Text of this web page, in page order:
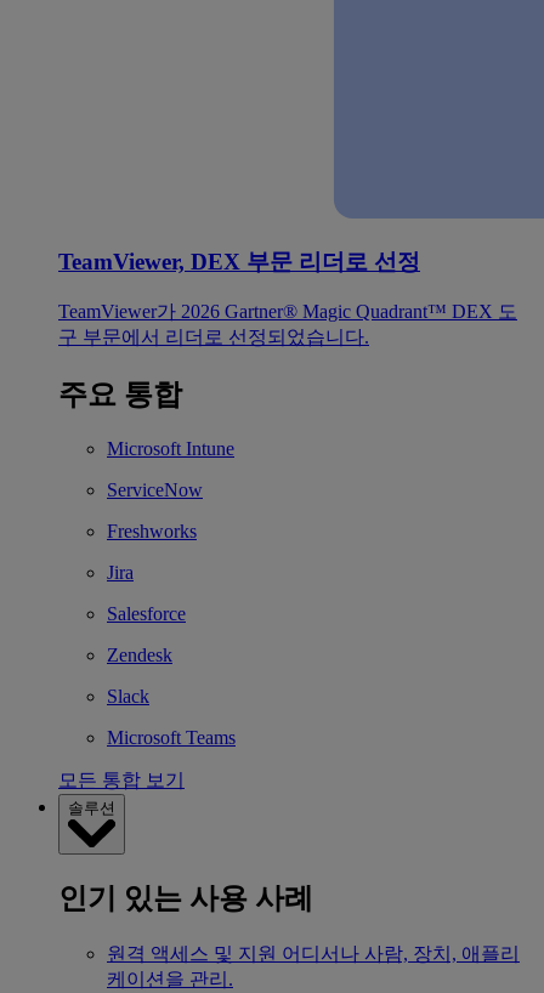
TeamViewer, DEX 부문 리더로 선정
TeamViewer가 2026 Gartner® Magic Quadrant™ DEX 도
구 부문에서 리더로 선정되었습니다.
주요 통합
Microsoft Intune
ServiceNow
Freshworks
Jira
Salesforce
Zendesk
Slack
Microsoft Teams
모든 통합 보기
솔루션
인기 있는 사용 사례
원격 액세스 및 지원 어디서나 사람, 장치, 애플리
케이션을 관리.